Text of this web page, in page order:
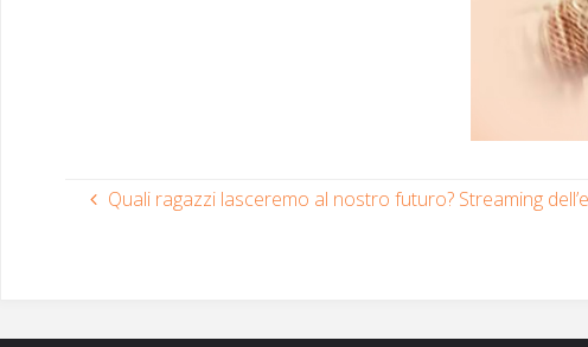
Quali ragazzi lasceremo al nostro futuro? Streaming